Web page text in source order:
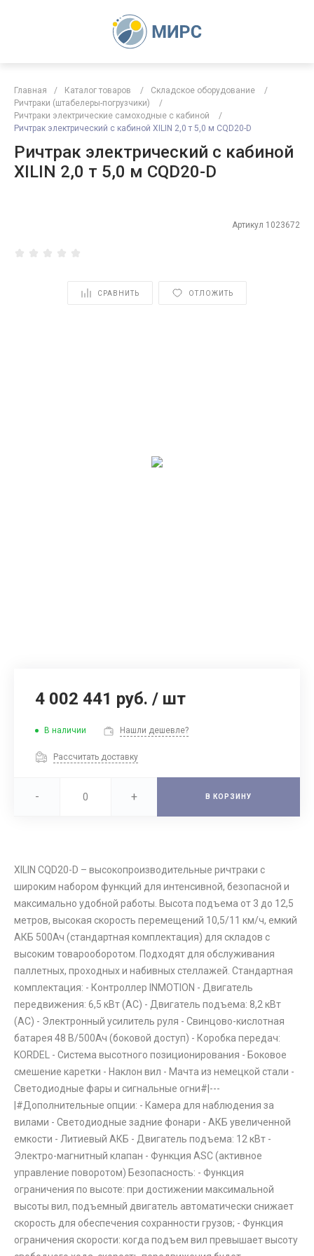
Главная / Каталог товаров / Складское оборудование
/
Ричтраки (штабелеры-погрузчики)
/
Ричтраки электрические самоходные с кабиной
/
Ричтрак электрический с кабиной XILIN 2,0 т 5,0 м CQD20-D
Ричтрак электрический с кабиной
XILIN 2,0 т 5,0 м CQD20-D
Артикул 1023672
СРАВНИТЬ ОТЛОЖИТЬ
4 002 441 руб. / шт
В наличии Нашли дешевле?
Рассчитать доставку
- + В КОРЗИНУ
XILIN CQD20-D – высокопроизводительные ричтраки с
широким набором функций для интенсивной, безопасной и
максимально удобной работы. Высота подъема от 3 до 12,5
метров, высокая скорость перемещений 10,5/11 км/ч, емкий
АКБ 500Ач (стандартная комплектация) для складов с
высоким товарооборотом. Подходят для обслуживания
паллетных, проходных и набивных стеллажей. Стандартная
комплектация: - Контроллер INMOTION - Двигатель
передвижения: 6,5 кВт (AC) - Двигатель подъема: 8,2 кВт
(AC) - Электронный усилитель руля - Свинцово-кислотная
батарея 48 В/500Ач (боковой доступ) - Коробка передач:
KORDEL - Система высотного позиционирования - Боковое
смешение каретки - Наклон вил - Мачта из немецкой стали -
Светодиодные фары и сигнальные огни#|---
|#Дополнительные опции: - Камера для наблюдения за
вилами - Светодиодные задние фонари - АКБ увеличенной
емкости - Литиевый АКБ - Двигатель подъема: 12 кВт -
Электро-магнитный клапан - Функция ASC (активное
управление поворотом) Безопасность: - Функция
ограничения по высоте: при достижении максимальной
высоты вил, подъемный двигатель автоматически снижает
скорость для обеспечения сохранности грузов; - Функция
ограничения скорости: когда подъем вил превышает высоту